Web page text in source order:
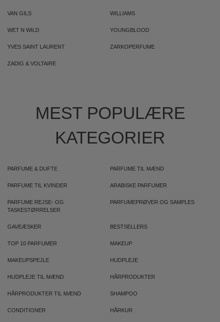
VAN GILS WILLIAMS
WET N WILD YOUNGBLOOD
YVES SAINT LAURENT ZARKOPERFUME
ZADIG & VOLTAIRE
MEST POPULÆRE
KATEGORIER
PARFUME & DUFTE PARFUME TIL MÆND
PARFUME TIL KVINDER ARABISKE PARFUMER
PARFUME REJSE- OG
TASKESTØRRELSER
PARFUMEPRØVER OG SAMPLES
GAVEÆSKER BESTSELLERS
TOP 10 PARFUMER MAKEUP
MAKEUPSPEJLE HUDPLEJE
HUDPLEJE TIL MÆND HÅRPRODUKTER
HÅRPRODUKTER TIL MÆND SHAMPOO
CONDITIONER HÅRKUR